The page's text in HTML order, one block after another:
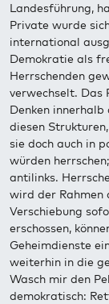
Landesführung,
Private wurde
international
Demokratie als
Herrschenden
verwechselt. Das
Denken
diesen
sie doch auch in
würden
antilinks.
wird der Rahmen
Verschiebung
erschossen,
Geheimdienste
weiterhin in die
Wasch mir den
demokratisch: